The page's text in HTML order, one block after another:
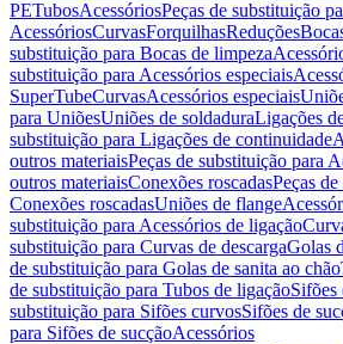
PETubosAcessóriosPeças de substituição
AcessóriosCurvasForquilhasReduções
substituição para Bocas de limpeza
substituição para Acessórios especiais
SuperTubeCurvasAcessórios especiais
para UniõesUniões de soldaduraLigações
substituição para Ligações de continuidade
outros materiaisPeças de substituição para
outros materiaisConexões roscadasPeças
Conexões roscadasUniões de flange
substituição para Acessórios de ligação
substituição para Curvas de descargaGolas
de substituição para Golas de sanita ao chão
de substituição para Tubos de ligaçãoSifões
substituição para Sifões curvosSifões de
para Sifões de sucçãoAcessórios